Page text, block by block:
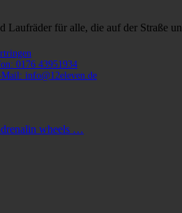
Laufräder für alle, die auf der Straße
0176 43951934
info@12eleven.de
wheels …